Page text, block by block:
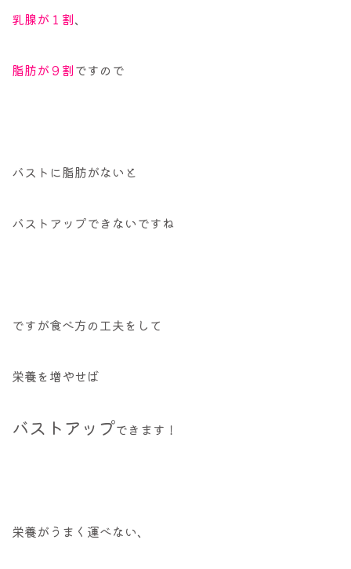
乳腺が１割、
脂肪が９割ですので
バストに脂肪がないと
バストアップできないですね
ですが食べ方の工夫をして
栄養を増やせば
バストアップできます！
栄養がうまく運べない、